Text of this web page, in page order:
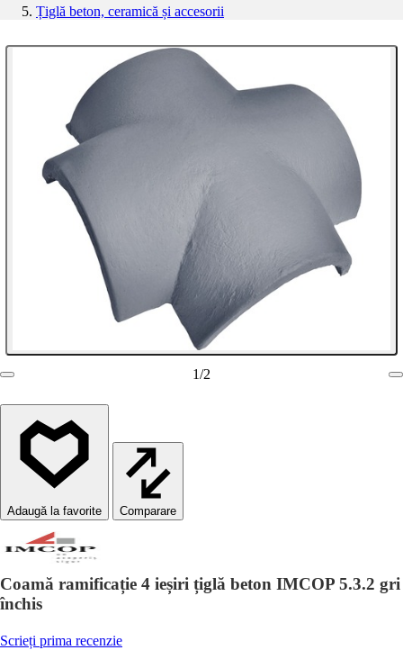
Țiglă beton, ceramică și accesorii
1/2
Comparare
Coamă ramificație 4 ieșiri țiglă beton IMCOP 5.3.2 gri
închis
Scrieți prima recenzie